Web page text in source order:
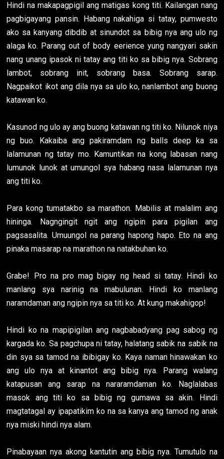
Hindi na makapagpigil ang matigas kong titi. Kailangan nang
pagbigayang pansin. Habang nakahiga si tatay, pumwesto
ako sa kanyang dibdib at sinundot sa bibig nya ang ulo ng
alaga ko. Parang out of body eerience yung nangyari sakin
nang unang ipasok ni tatay ang titi ko sa bibig nya. Sobrang
lambot, sobrang init, sobrang basa. Sobrang sarap.
Nagpaikot ikot ang dila nya sa ulo ko, nanlambot ang buong
katawan ko.
Kasunod ng ulo ay ang buong katawan ng titi ko. Nilunok niya
ng buo. Kakaiba ang pakiramdam ng balls deep ka sa
lalamunan ng tatay mo. Kamuntikan na kong labasan nang
lumunok lunok at umungol sya habang nasa lalamunan nya
ang titi ko.
Para kong tumatakbo sa marathon. Mabilis at malalim ang
hininga. Nagngingit ngit ang ngipin para pigilan ang
pagsasalita. Umuungol na parang hapong hapo. Eto na ang
pinaka masarap na marathon na natakbuhan ko.
Grabe! Pro na pro mag bigay ng head si tatay. Hindi ko
manlang sya narinig na mabulunan. Hindi ko manlang
naramdaman ang ngipin nya sa titi ko. At kung makahigop!
Hindi ko na mapipigilan ang nagbabadyang pag sabog ng
kargada ko. Sa pagchupa ni tatay, halatang sabik na sabik na
din sya sa tamod na ibibigay ko. Kaya naman hinawakan ko
ang ulo nya at kinantot ang bibig nya. Parang walang
katapusan ang sarap na nararamdaman ko. Naglalabas
masok ang titi ko sa bibig ng gumawa sa akin. Hindi
magtatagal ay ipapatikim ko na sa kanya ang tamod ng anak
nya miski hindi nya alam.
Pinabayaan nya akong kantutin ang bibig nya. Tumutulo na